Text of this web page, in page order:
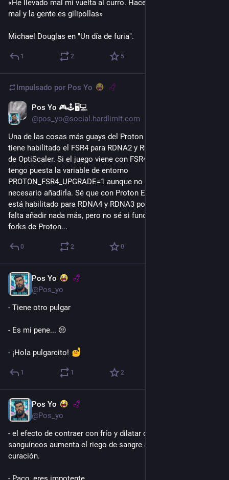
«He llevado mal mi vuelta al curro. Hace calor, he dormido
mal y la gente es gilipollas»
Michael Douglas en "Un día de furia".
1 2 5
Impulsado por Pos Yo
Pos Yo 🎮🕹️🖥️💻
@pos_yo@social.hardlimit.com
Una de las cosas más guays del Proton de CachyOS es que ya
tiene habilitado el FSR4 para RDNA2 y RDNA3 sin necesidad
de OptiScaler. Si el juego viene con FSR4 te lo habilita. Yo
tengo puesta la variable de entorno
PROTON_FSR4_UPGRADE=1 aunque no estoy seguro si es
necesario añadirla. Sé que con Proton Experimental el FSR4
está habilitado para RDNA4 y RDNA3 por defecto y no hace
falta añadir nada más, pero no sé si funciona con el resto
forks de Proton...
0 2 0
Pos Yo
@Pos_yo
- Tiene otro pulgar
- Es mi pene... 😒
- ¡Hola pulgarcito!
1 1 2
Pos Yo
@Pos_yo
- el efecto de contraer con frío y dilatar con calor los vasos
sanguíneos aumenta el riego de sangre a la zona y acelera la
curación.